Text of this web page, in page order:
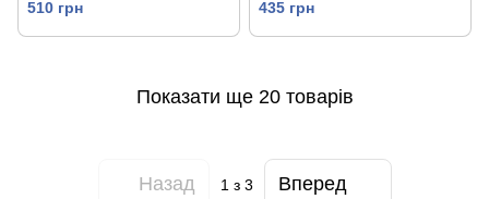
510 грн 435 грн
Показати ще 20 товарів
Назад 1 з 3 Вперед